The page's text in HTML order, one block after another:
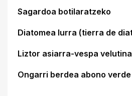
Sagardoa botilaratzeko
Diatomea lurra (tierra de
Liztor asiarra-vespa velutina
Ongarri berdea abono verde